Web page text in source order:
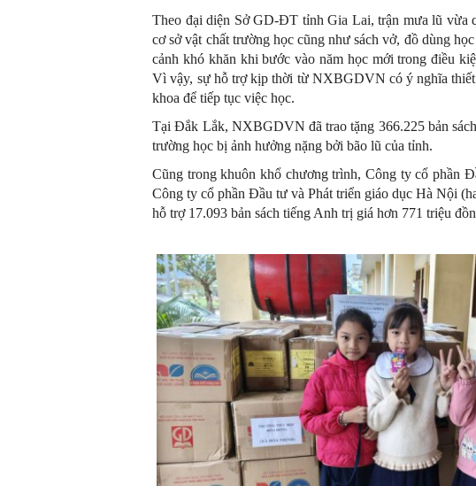
Theo đại diện Sở GD-ĐT tỉnh Gia Lai, trận mưa lũ vừa
cơ sở vật chất trường học cũng như sách vở, đồ dùng
cảnh khó khăn khi bước vào năm học mới trong điều
Vì vậy, sự hỗ trợ kịp thời từ NXBGDVN có ý nghĩa thiết
khoa để tiếp tục việc học.
Tại Đắk Lắk, NXBGDVN đã trao tặng 366.225 bản
trường học bị ảnh hưởng nặng bởi bão lũ của tỉnh.
Cũng trong khuôn khổ chương trình, Công ty cổ phần
Công ty cổ phần Đầu tư và Phát triển giáo dục Hà Nội
hỗ trợ 17.093 bản sách tiếng Anh trị giá hơn 771 triệu